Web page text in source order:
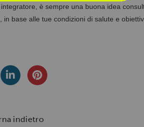
è sempre una buona idea
base alle tue condizioni di salute e
indietro